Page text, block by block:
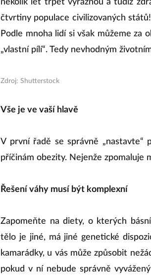
několik let trpět výraznou a tudíž
čtvrtiny populace civilizovaných
Podle mnoha lidí si však můžeme za
„vlastní pílí“. Tedy nevhodným
Zdroj: Shutterstock
Vše je ve vaší hlavě
V první řadě se správně „nastavte“
příčinám obezity. Nejenže zpomaluje
Řešení váhy musí být komplexní
Zapomeňte na diety, o kterých
tělo je jiné, má jiné genetické
kamarádky, u vás může způsobit
pokud v ní nebude správně